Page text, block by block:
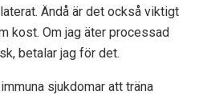
Ändå är det också viktigt
kost. Om jag äter processad
betalar jag för det.
sjukdomar att träna